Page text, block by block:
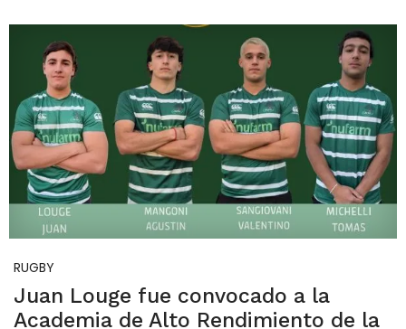
RUGBY
Juan Louge fue convocado a la
Academia de Alto Rendimiento de la